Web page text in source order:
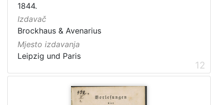
1844.
Izdavač
Brockhaus & Avenarius
Mjesto izdavanja
Leipzig und Paris
12